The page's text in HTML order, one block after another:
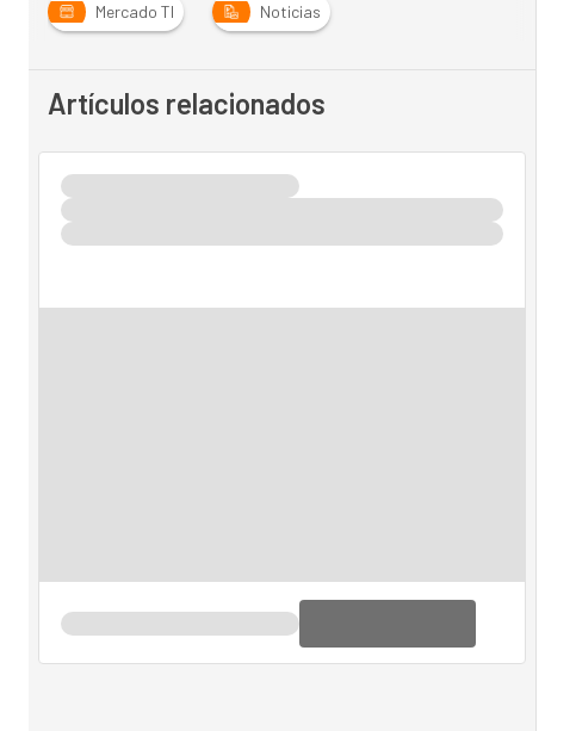
Mercado TI Noticias
Artículos relacionados